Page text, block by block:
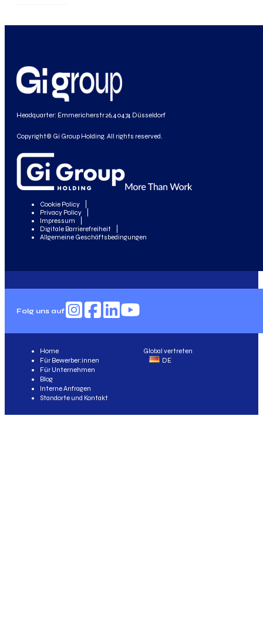
Headquarter: Emmericherstr 26, 40474 Düsseldorf
Copyright© Gi Group Holding. All rights reserved.
Cookie Policy
Privacy Policy
Impressum
Digitale Barrierefreiheit
Allgemeine Geschäftsbedingungen
Folg uns auf
Global vertreten
DE
Home
Für Bewerber:innen
Für Unternehmen
Blog
Interne Anfragen
Standorte und Kontakt